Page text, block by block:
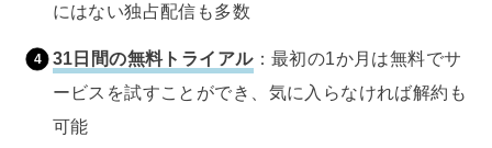
にはない独占配信も多数
31日間の無料トライアル：最初の1か月は無料でサ
ービスを試すことができ、気に入らなければ解約も
可能